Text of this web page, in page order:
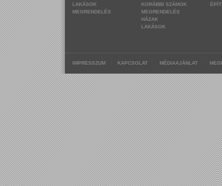
LAKÁSOK
MEGRENDELÉS
KORÁBBI SZÁMOK
MEGRENDELÉS
HÁZAK
LAKÁSOK
IMPRESSZUM KAPCSOLAT MÉDIAAJÁNLAT